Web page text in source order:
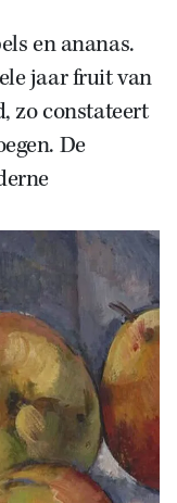
Zoek
en ananas.
jaar fruit van
zo constateert
De